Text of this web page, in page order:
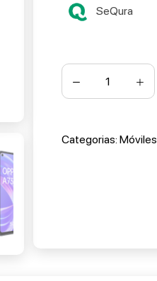
SeQura
Categorias: Móviles